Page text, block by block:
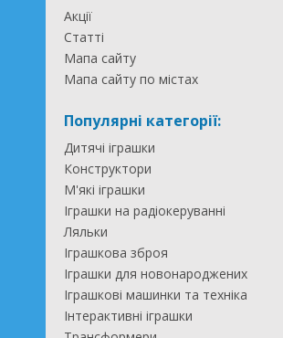
Акції
Статті
Мапа сайту
Мапа сайту по містах
Популярні категорії:
Дитячі іграшки
Конструктори
М'які іграшки
Іграшки на радіокеруванні
Ляльки
Іграшкова зброя
Іграшки для новонароджених
Іграшкові машинки та техніка
Інтерактивні іграшки